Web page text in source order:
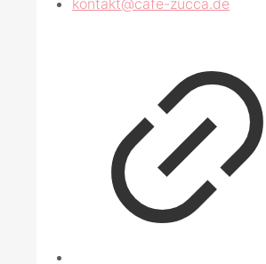
kontakt@cafe-zucca.de